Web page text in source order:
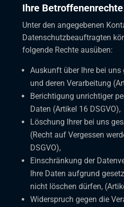
Ihre Betroffenenrechte
Unter den angegebenen
Datenschutzbeauftragten
folgende Rechte ausüben:
Auskunft über Ihre bei uns
und deren Verarbeitung
Berichtigung unrichtiger
Daten (Artikel 16 DSGVO),
Löschung Ihrer bei uns
(Recht auf Vergessen
DSGVO),
Einschränkung der
Ihre Daten aufgrund
nicht löschen dürfen,
Widerspruch gegen die